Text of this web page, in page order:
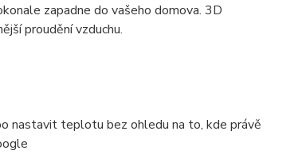
zapadne do vašeho domova. 3D
proudění vzduchu.
nastavit teplotu bez ohledu na to, kde právě